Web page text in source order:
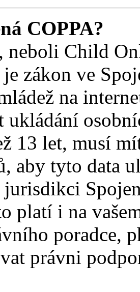
COPPA?
neboli Child
zákon ve
na
ukládání
13 let, musí
aby tyto data
jurisdikci
platí i na
poradce,
právni